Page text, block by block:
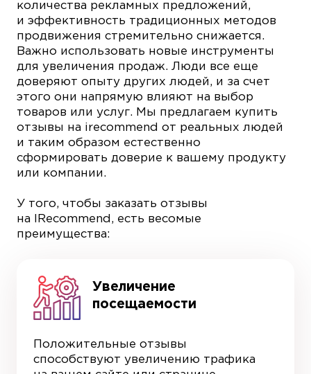
количества рекламных предложений,
и эффективность традиционных методов
продвижения стремительно снижается.
Важно использовать новые инструменты
для увеличения продаж. Люди все еще
доверяют опыту других людей, и за счет
этого они напрямую влияют на выбор
товаров или услуг. Мы предлагаем купить
отзывы на irecommend от реальных людей
и таким образом естественно
сформировать доверие к вашему продукту
или компании.
У того, чтобы заказать отзывы
на IRecommend, есть весомые
преимущества:
Увеличение
посещаемости
Положительные отзывы
способствуют увеличению трафика